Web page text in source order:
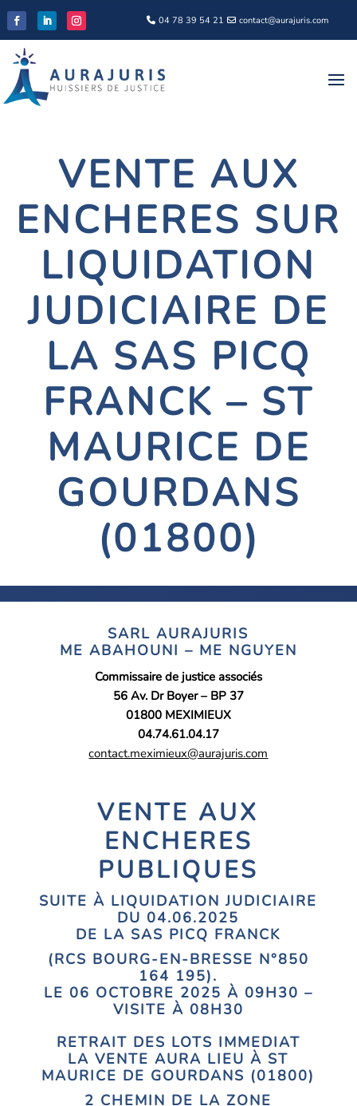
04 78 39 54 21 contact@aurajuris.com
VENTE AUX
ENCHERES SUR
LIQUIDATION
JUDICIAIRE DE
LA SAS PICQ
FRANCK – ST
MAURICE DE
GOURDANS
(01800)
SARL AURAJURIS
ME ABAHOUNI – ME NGUYEN
Commissaire de justice associés
56 Av. Dr Boyer – BP 37
01800 MEXIMIEUX
04.74.61.04.17
contact.meximieux@aurajuris.com
VENTE AUX
ENCHERES
PUBLIQUES
SUITE À LIQUIDATION JUDICIAIRE
DU 04.06.2025
DE LA SAS PICQ FRANCK
(RCS BOURG-EN-BRESSE N°850
164 195).
LE 06 OCTOBRE 2025 À 09H30 –
VISITE À 08H30
RETRAIT DES LOTS IMMEDIAT
LA VENTE AURA LIEU À ST
MAURICE DE GOURDANS (01800)
2 CHEMIN DE LA ZONE